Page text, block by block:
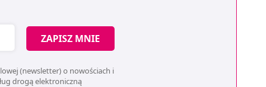
ZAPISZ MNIE
(newsletter) o nowościach i
drogą elektroniczną